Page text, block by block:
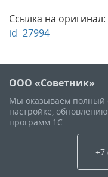
Ссылка на оригинал:
id=27994
ООО «Советник»
Мы оказываем полный
настройке,
программ 1С.
+7